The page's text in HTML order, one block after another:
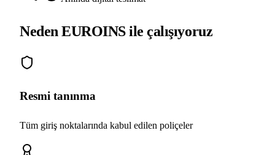
Neden EUROINS ile çalışıyoruz
Resmi tanınma
Tüm giriş noktalarında kabul edilen poliçeler